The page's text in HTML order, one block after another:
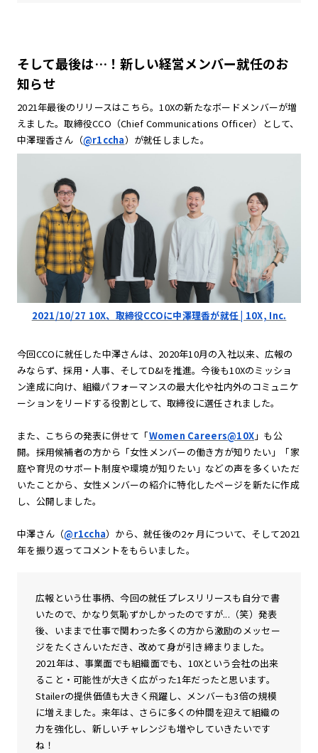
そして最後は…！新しい経営メンバー就任のお
知らせ
2021年最後のリリースはこちら。10Xの新たなボードメンバーが増
えました。取締役CCO（Chief Communications Officer）として、
中澤理香さん（@r1ccha）が就任しました。
2021/10/27 10X、取締役CCOに中澤理香が就任 | 10X, Inc.
今回CCOに就任した中澤さんは、2020年10月の入社以来、広報の
みならず、採用・人事、そしてD&Iを推進。今後も10Xのミッショ
ン達成に向け、組織パフォーマンスの最大化や社内外のコミュニケ
ーションをリードする役割として、取締役に選任されました。
また、こちらの発表に併せて「Women Careers@10X 」も公
開。採用候補者の方から「女性メンバーの働き方が知りたい」「家
庭や育児のサポート制度や環境が知りたい」などの声を多くいただ
いたことから、女性メンバーの紹介に特化したページを新たに作成
し、公開しました。
中澤さん（@r1ccha）から、就任後の2ヶ月について、そして2021
年を振り返ってコメントをもらいました。
広報という仕事柄、今回の就任プレスリリースも自分で書
いたので、かなり気恥ずかしかったのですが...（笑）発表
後、いままで仕事で関わった多くの方から激励のメッセー
ジをたくさんいただき、改めて身が引き締まりました。
2021年は、事業面でも組織面でも、10Xという会社の出来
ること・可能性が大きく広がった1年だったと思います。
Stailerの提供価値も大きく飛躍し、メンバーも3倍の規模
に増えました。来年は、さらに多くの仲間を迎えて組織の
力を強化し、新しいチャレンジも増やしていきたいです
ね！